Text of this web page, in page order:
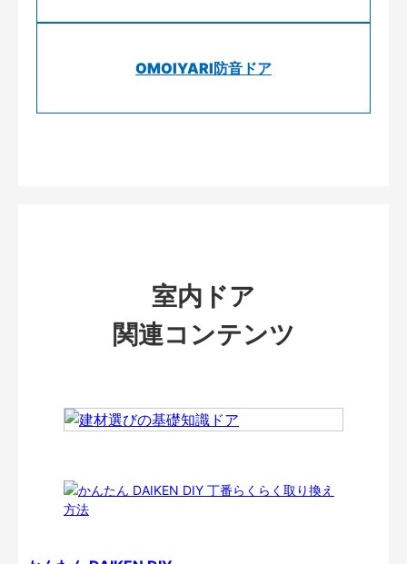
OMOIYARI防音ドア
室内ドア
関連コンテンツ